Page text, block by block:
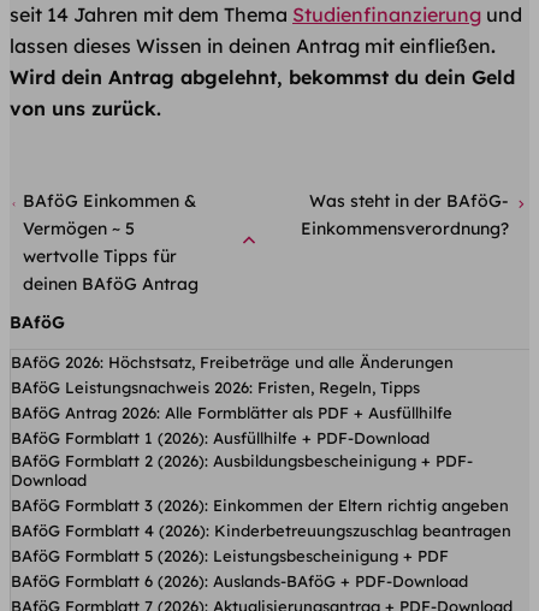
seit 14 Jahren mit dem Thema Studienfinanzierung und
lassen dieses Wissen in deinen Antrag mit einfließen.
Wird dein Antrag abgelehnt, bekommst du dein Geld
von uns zurück.
BAföG Einkommen &
Vermögen ~ 5
wertvolle Tipps für
deinen BAföG Antrag
Was steht in der BAföG-
Einkommensverordnung?
BAföG
BAföG 2026: Höchstsatz, Freibeträge und alle Änderungen
BAföG Leistungsnachweis 2026: Fristen, Regeln, Tipps
BAföG Antrag 2026: Alle Formblätter als PDF + Ausfüllhilfe
BAföG Formblatt 1 (2026): Ausfüllhilfe + PDF-Download
BAföG Formblatt 2 (2026): Ausbildungsbescheinigung + PDF-
Download
BAföG Formblatt 3 (2026): Einkommen der Eltern richtig angeben
BAföG Formblatt 4 (2026): Kinderbetreuungs­zuschlag beantragen
BAföG Formblatt 5 (2026): Leistungsbescheinigung + PDF
BAföG Formblatt 6 (2026): Auslands-BAföG + PDF-Download
BAföG Formblatt 7 (2026): Aktualisierungsantrag + PDF-Download